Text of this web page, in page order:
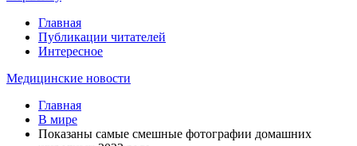
Главная
Публикации читателей
Интересное
Медицинские новости
Главная
В мире
Показаны самые смешные фотографии домашних